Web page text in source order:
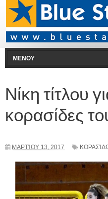
Νίκη τίτλου
κορασίδες
ΜΑΡΤΊΟΥ 13, 2017